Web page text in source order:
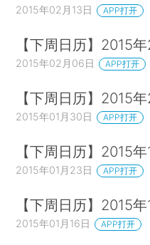
2015年02月13日 APP打开
【下周日历】2015
2015年02月06日 APP打开
【下周日历】2015
2015年01月30日 APP打开
【下周日历】2015
2015年01月23日 APP打开
【下周日历】2015
2015年01月16日 APP打开